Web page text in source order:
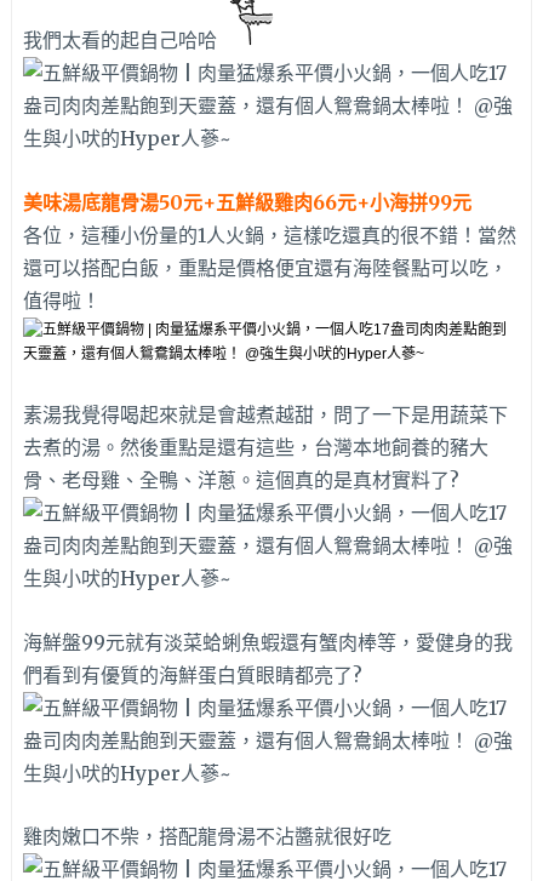
我們太看的起自己哈哈
美味湯底龍骨湯50元+五鮮級雞肉66元+小海拼99元
各位，這種小份量的1人火鍋，這樣吃還真的很不錯！當然
還可以搭配白飯，重點是價格便宜還有海陸餐點可以吃，
值得啦！
素湯我覺得喝起來就是會越煮越甜，問了一下是用蔬菜下
去煮的湯。然後重點是還有這些，台灣本地飼養的豬大
骨、老母雞、全鴨、洋蔥。這個真的是真材實料了?
海鮮盤99元就有淡菜蛤蜊魚蝦還有蟹肉棒等，愛健身的我
們看到有優質的海鮮蛋白質眼睛都亮了?
雞肉嫩口不柴，搭配龍骨湯不沾醬就很好吃